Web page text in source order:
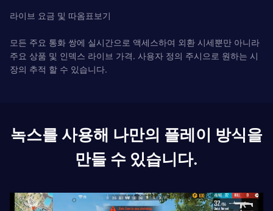
라이브 요금 및 따옴표보기
모든 주요 통화 쌍에 실시간으로 액세스하여 외환 시세뿐만 아니라
주요 상품 및 인덱스 라이브 가격. 사용자 정의 주시으로 원하는 시
장의 추적 할 수 있습니다.
녹스를 사용해 나만의 플레이 방식을
만들 수 있습니다.